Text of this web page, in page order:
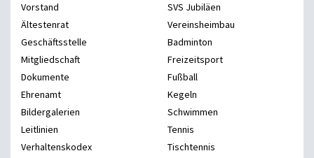
Vorstand
Ältestenrat
Geschäftsstelle
Mitgliedschaft
Dokumente
Ehrenamt
Bildergalerien
Leitlinien
Verhaltenskodex
SVS Jubiläen
Vereinsheimbau
Badminton
Freizeitsport
Fußball
Kegeln
Schwimmen
Tennis
Tischtennis